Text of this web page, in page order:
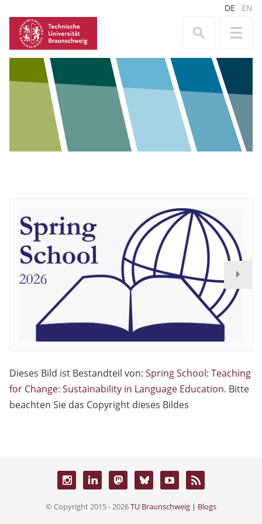
DE EN
Dieses Bild ist Bestandteil von: Spring School: Teaching
for Change: Sustainability in Language Education. Bitte
beachten Sie das Copyright dieses Bildes
© Copyright 2015 - 2026TU Braunschweig | Blogs